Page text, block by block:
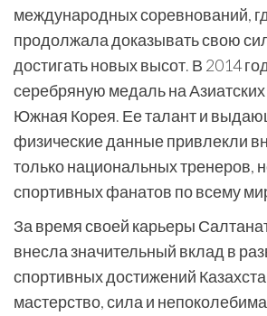
международных соревнований,
продолжала доказывать свою
достигать новых высот. В 2014
серебряную медаль на
Южная Корея. Ее талант и
физические данные привлекли
только национальных тренеров,
спортивных фанатов по всему
За время своей карьеры
внесла значительный вклад в
спортивных достижений
мастерство, сила и